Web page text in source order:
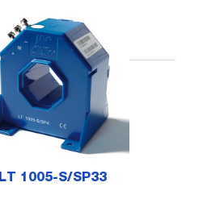
LT 1005-S/SP33